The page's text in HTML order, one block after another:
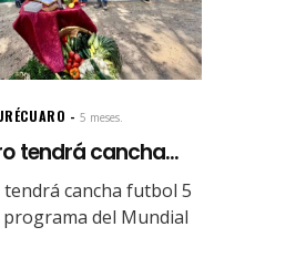
5 meses.
tendrá cancha...
cancha futbol 5
del Mundial